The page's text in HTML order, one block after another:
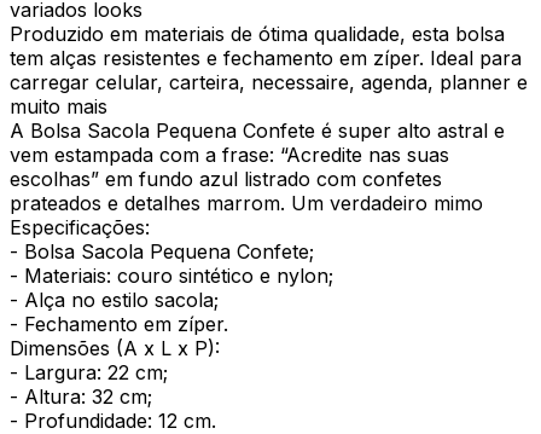
variados looks
Produzido em materiais de ótima qualidade, esta bolsa
tem alças resistentes e fechamento em zíper. Ideal para
carregar celular, carteira, necessaire, agenda, planner e
muito mais
A Bolsa Sacola Pequena Confete é super alto astral e
vem estampada com a frase: “Acredite nas suas
escolhas” em fundo azul listrado com confetes
prateados e detalhes marrom. Um verdadeiro mimo
Especificações:
- Bolsa Sacola Pequena Confete;
- Materiais: couro sintético e nylon;
- Alça no estilo sacola;
- Fechamento em zíper.
Dimensões (A x L x P):
- Largura: 22 cm;
- Altura: 32 cm;
- Profundidade: 12 cm.